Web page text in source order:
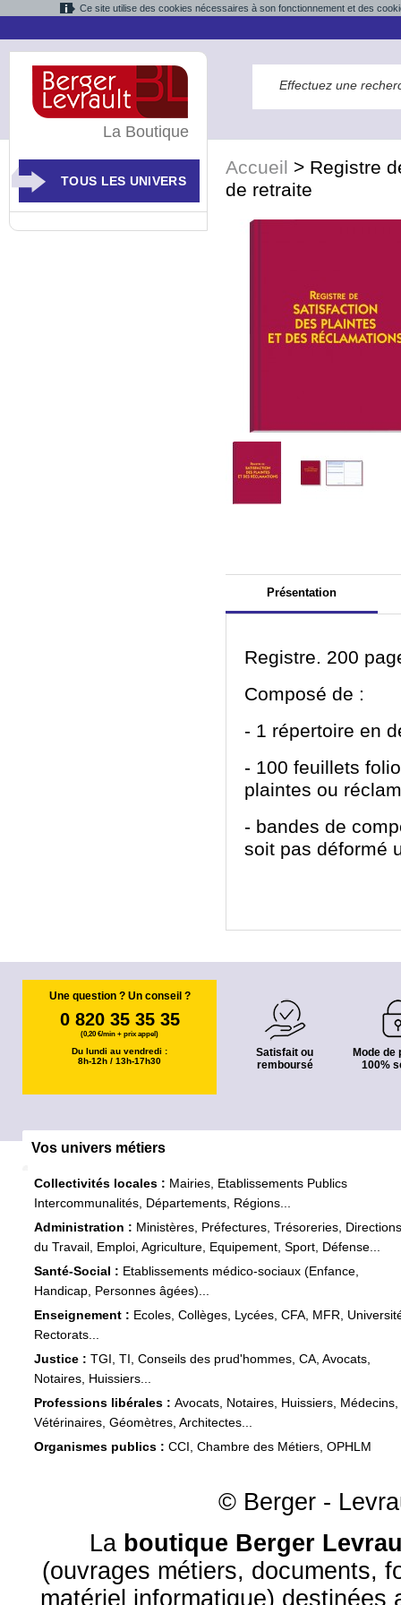
Ce site utilise des cookies nécessaires à son fonctionnement et des
Accueil > Registre
de retraite
Présentation
Registre. 200
Composé de :
- 1 répertoire en
- 100 feuillets
plaintes ou
- bandes de
soit pas déformé
La Boutique
TOUS LES UNIVERS
Une question ? Un conseil ?
0 820 35 35 35
(0,20 €/min + prix appel)
Du lundi au vendredi :
8h-12h / 13h-17h30
Satisfait ou
remboursé
Mode de
100%
Vos univers métiers
Collectivités locales : Mairies, Etablissements Publics
Intercommunalités, Départements, Régions...
Administration : Ministères, Préfectures, Trésoreries, Directions
du Travail, Emploi, Agriculture, Equipement, Sport, Défense...
Santé-Social : Etablissements médico-sociaux (Enfance,
Handicap, Personnes âgées)...
Enseignement : Ecoles, Collèges, Lycées, CFA, MFR,
Rectorats...
Justice : TGI, TI, Conseils des prud'hommes, CA, Avocats,
Notaires, Huissiers...
Professions libérales : Avocats, Notaires, Huissiers, Médecins,
Vétérinaires, Géomètres, Architectes...
Organismes publics : CCI, Chambre des Métiers, OPHLM
© Berger -
La boutique Berger
(ouvrages métiers, documents,
matériel informatique) destinées